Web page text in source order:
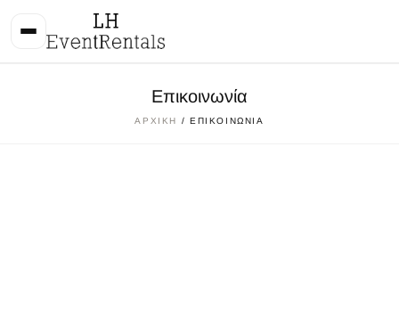
Επικοινωνία
ΑΡΧΙΚΉ / ΕΠΙΚΟΙΝΩΝΊΑ